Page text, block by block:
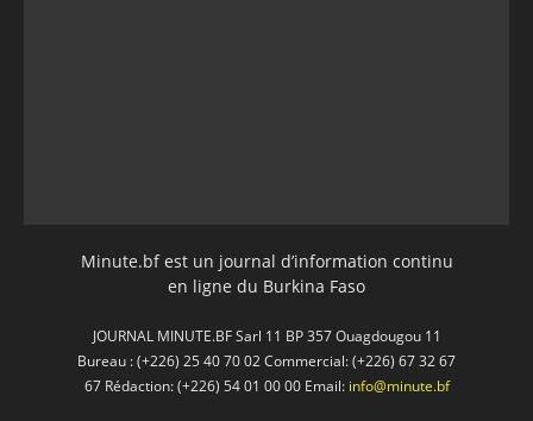
Minute.bf est un journal d’information continu
en ligne du Burkina Faso
JOURNAL MINUTE.BF Sarl 11 BP 357 Ouagdougou 11
Bureau : (+226) 25 40 70 02 Commercial: (+226) 67 32 67
67 Rédaction: (+226) 54 01 00 00 Email: info@minute.bf